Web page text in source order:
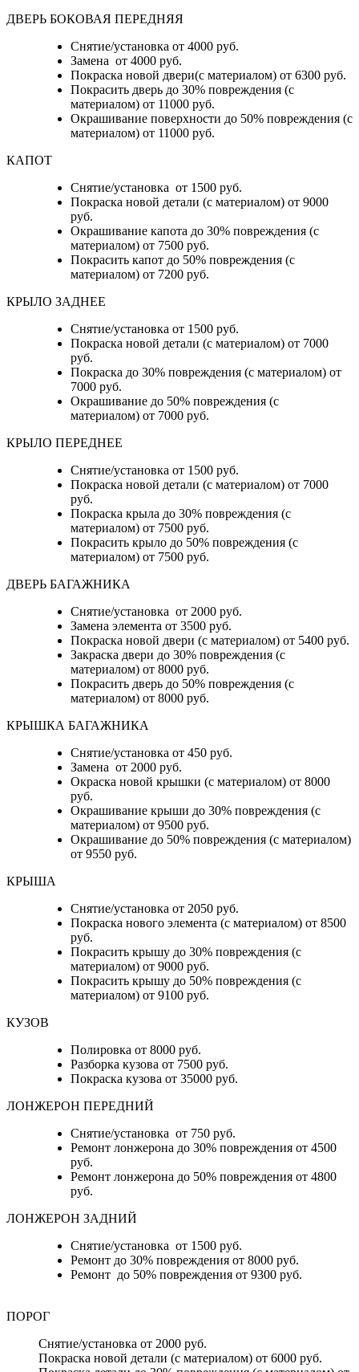
ДВЕРЬ БОКОВАЯ ПЕРЕДНЯЯ
Снятие/установка от 4000 руб.
Замена от 4000 руб.
Покраска новой двери(с материалом) от 6300 руб.
Покрасить дверь до 30% повреждения (с
материалом) от 11000 руб.
Окрашивание поверхности до 50% повреждения (с
материалом) от 11000 руб.
КАПОТ
Снятие/установка от 1500 руб.
Покраска новой детали (с материалом) от 9000
руб.
Окрашивание капота до 30% повреждения (с
материалом) от 7500 руб.
Покрасить капот до 50% повреждения (с
материалом) от 7200 руб.
КРЫЛО ЗАДНЕЕ
Снятие/установка от 1500 руб.
Покраска новой детали (с материалом) от 7000
руб.
Покраска до 30% повреждения (с материалом) от
7000 руб.
Окрашивание до 50% повреждения (с
материалом) от 7000 руб.
КРЫЛО ПЕРЕДНЕЕ
Снятие/установка от 1500 руб.
Покраска новой детали (с материалом) от 7000
руб.
Покраска крыла до 30% повреждения (с
материалом) от 7500 руб.
Покрасить крыло до 50% повреждения (с
материалом) от 7500 руб.
ДВЕРЬ БАГАЖНИКА
Снятие/установка от 2000 руб.
Замена элемента от 3500 руб.
Покраска новой двери (с материалом) от 5400 руб.
Закраска двери до 30% повреждения (с
материалом) от 8000 руб.
Покрасить дверь до 50% повреждения (с
материалом) от 8000 руб.
КРЫШКА БАГАЖНИКА
Снятие/установка от 450 руб.
Замена от 2000 руб.
Окраска новой крышки (с материалом) от 8000
руб.
Окрашивание крыши до 30% повреждения (с
материалом) от 9500 руб.
Окрашивание до 50% повреждения (с материалом)
от 9550 руб.
КРЫША
Снятие/установка от 2050 руб.
Покраска нового элемента (с материалом) от 8500
руб.
Покрасить крышу до 30% повреждения (с
материалом) от 9000 руб.
Покрасить крышу до 50% повреждения (с
материалом) от 9100 руб.
КУЗОВ
Полировка от 8000 руб.
Разборка кузова от 7500 руб.
Покраска кузова от 35000 руб.
ЛОНЖЕРОН ПЕРЕДНИЙ
Снятие/установка от 750 руб.
Ремонт лонжерона до 30% повреждения от 4500
руб.
Ремонт лонжерона до 50% повреждения от 4800
руб.
ЛОНЖЕРОН ЗАДНИЙ
Снятие/установка от 1500 руб.
Ремонт до 30% повреждения от 8000 руб.
Ремонт до 50% повреждения от 9300 руб.
ПОРОГ
Снятие/установка от 2000 руб.
Покраска новой детали (с материалом) от 6000 руб.